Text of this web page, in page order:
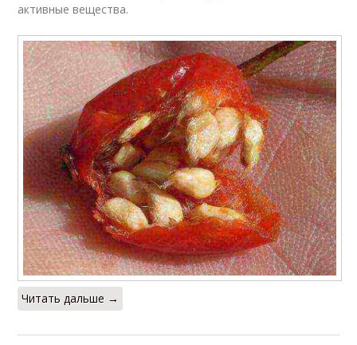
активные вещества.
Читать дальше →